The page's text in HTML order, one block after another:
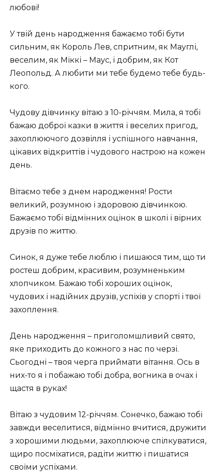
любові!
У твій день народження бажаємо тобі бути
сильним, як Король Лев, спритним, як Мауглі,
веселим, як Міккі – Маус, і добрим, як Кот
Леопольд. А любити ми тебе будемо тебе будь-
кого.
Чудову дівчинку вітаю з 10-річчям. Мила, я тобі
бажаю доброї казки в життя і веселих пригод,
захоплюючого дозвілля і успішного навчання,
цікавих відкриттів і чудового настрою на кожен
день.
Вітаємо тебе з днем ​​народження! Рости
великий, розумною і здоровою дівчинкою.
Бажаємо тобі відмінних оцінок в школі і вірних
друзів по життю.
Синок, я дуже тебе люблю і пишаюся тим, що ти
ростеш добрим, красивим, розумненьким
хлопчиком. Бажаю тобі хороших оцінок,
чудових і надійних друзів, успіхів у спорті і твої
захоплення.
День народження – приголомшливий свято,
яке приходить до кожного з нас по черзі.
Сьогодні – твоя черга приймати вітання. Ось в
них-то я і побажаю тобі добра, вогника в очах і
щастя в руках!
Вітаю з чудовим 12-річчям. Сонечко, бажаю тобі
завжди веселитися, відмінно вчитися, дружити
з хорошими людьми, захоплююче спілкуватися,
щиро посміхатися, радіти життю і пишатися
своїми успіхами.